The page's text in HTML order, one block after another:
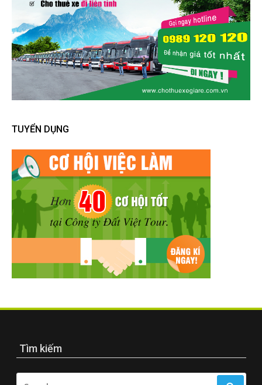
TUYỂN DỤNG
Tìm kiếm